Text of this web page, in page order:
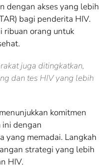
dengan akses yang lebih
bagi penderita HIV.
ribuan orang untuk
juga ditingkatkan,
dan tes HIV yang lebih
komitmen
dengan
yang memadai. Langkah
strategi yang lebih
HIV.